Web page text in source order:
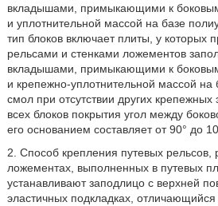
вкладышами, примыкающими к
и уплотнительной массой на базе
тип блоков включает плиты, у которых
рельсами и стенками ложементов
вкладышами, примыкающими к
и крепежно-уплотнительной массой на
смол при отсутствии других
всех блоков покрытия угол между
его основанием составляет от 90° до
2. Способ крепления путевых рельсов,
ложементах, выполненных в путевых
устанавливают заподлицо с верхней
эластичных подкладках,